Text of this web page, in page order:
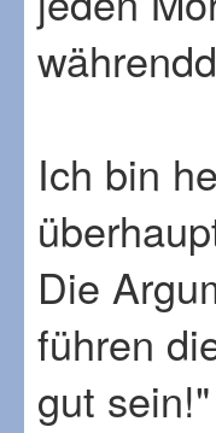
Ich bin
Die
führen
gut